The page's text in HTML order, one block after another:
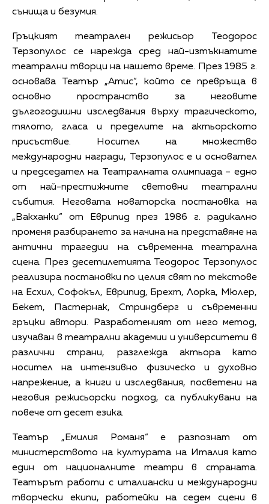
сънища и безумия.
Гръцкият театрален режисьор Теодорос
Терзопулос се нарежда сред най-изтъкнатите
театрални творци на нашето време. През 1985 г.
основава Театър „Атис“, който се превръща в
основно пространство за неговите
дългогодишни изследвания върху трагическото,
тялото, гласа и пределите на актьорското
присъствие. Носител на множество
международни награди, Терзопулос е и основател
и председател на Театралната олимпиада – едно
от най-престижните световни театрални
събития. Неговата новаторска постановка на
„Вакханки“ от Еврипид през 1986 г. радикално
променя разбирането за начина на представяне на
антични трагедии на съвременна театрална
сцена. През десетилетията Теодорос Терзопулос
реализира постановки по целия свят по текстове
на Есхил, Софокъл, Еврипид, Брехт, Лорка, Мюлер,
Бекет, Пастернак, Стриндберг и съвременни
гръцки автори. Разработеният от него метод,
изучаван в театрални академии и университети в
различни страни, разглежда актьора като
носител на интензивно физическо и духовно
напрежение, а книги и изследвания, посветени на
неговия режисьорски подход, са публикувани на
повече от десет езика.
Театър „Емилия Романя“ е разпознат от
министерството на културата на Италия като
един от националните театри в страната.
Театърът работи с италиански и международни
творчески екипи, работейки на седем сцени в